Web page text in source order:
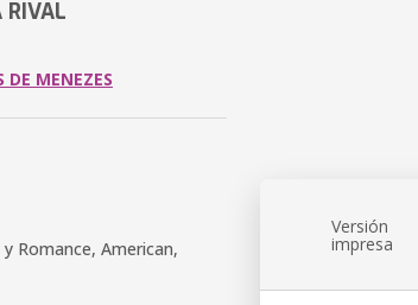
RIVAL
DE MENEZES
Romance, American,
Versión
impresa